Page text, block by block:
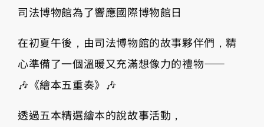
司法博物館為了響應國際博物館日
在初夏午後，由司法博物館的故事夥伴們，精
心準備了一個溫暖又充滿想像力的禮物——
🎶《繪本五重奏》🎶
透過五本精選繪本的說故事活動，